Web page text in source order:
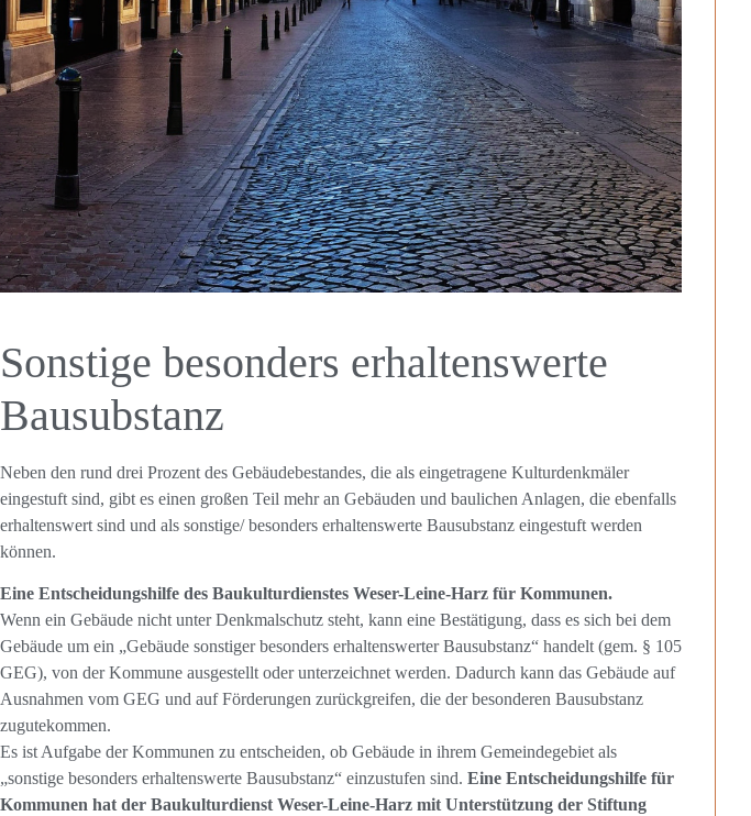
Sonstige besonders erhaltenswerte
Bausubstanz
Neben den rund drei Prozent des Gebäudebestandes, die als eingetragene Kulturdenkmäler
eingestuft sind, gibt es einen großen Teil mehr an Gebäuden und baulichen Anlagen, die ebenfalls
erhaltenswert sind und als sonstige/ besonders erhaltenswerte Bausubstanz eingestuft werden
können.
Eine Entscheidungshilfe des Baukulturdienstes Weser-Leine-Harz für Kommunen.
Wenn ein Gebäude nicht unter Denkmalschutz steht, kann eine Bestätigung, dass es sich bei dem
Gebäude um ein „Gebäude sonstiger besonders erhaltenswerter Bausubstanz“ handelt (gem. § 105
GEG), von der Kommune ausgestellt oder unterzeichnet werden. Dadurch kann das Gebäude auf
Ausnahmen vom GEG und auf Förderungen zurückgreifen, die der besonderen Bausubstanz
zugutekommen.
Es ist Aufgabe der Kommunen zu entscheiden, ob Gebäude in ihrem Gemeindegebiet als
„sonstige besonders erhaltenswerte Bausubstanz“ einzustufen sind. Eine Entscheidungshilfe für
Kommunen hat der Baukulturdienst Weser-Leine-Harz mit Unterstützung der Stiftung